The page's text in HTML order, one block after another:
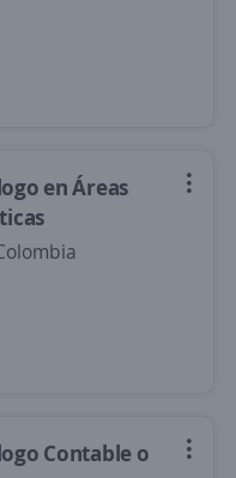
en Áreas
Contable o